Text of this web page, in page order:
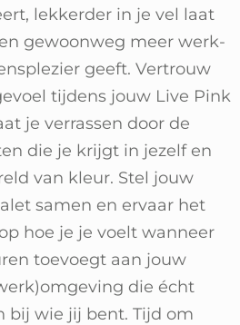
lekkerder in je vel laat
gewoonweg meer werk-
geeft. Vertrouw
tijdens jouw Live Pink
je verrassen door de
die je krijgt in jezelf en
van kleur. Stel jouw
samen en ervaar het
hoe je je voelt wanneer
toevoegt aan jouw
die écht
bij wie jij bent. Tijd om